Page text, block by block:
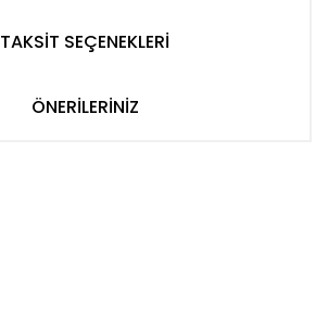
TAKSİT SEÇENEKLERİ
ÖNERİLERİNİZ